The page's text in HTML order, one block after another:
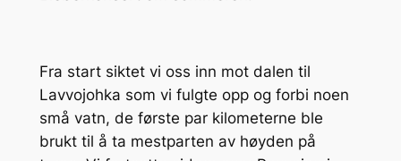
Fra start siktet vi oss inn mot dalen til
Lavvojohka som vi fulgte opp og forbi noen
små vatn, de første par kilometerne ble
brukt til å ta mestparten av høyden på